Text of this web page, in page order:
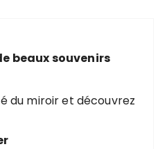
beaux souvenirs
du miroir et découvrez